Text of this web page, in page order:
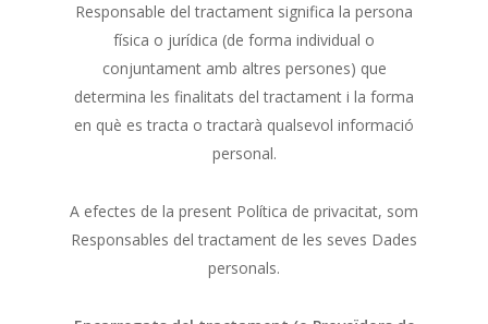
Responsable del tractament significa la persona
física o jurídica (de forma individual o
conjuntament amb altres persones) que
determina les finalitats del tractament i la forma
en què es tracta o tractarà qualsevol informació
personal.
A efectes de la present Política de privacitat, som
Responsables del tractament de les seves Dades
personals.